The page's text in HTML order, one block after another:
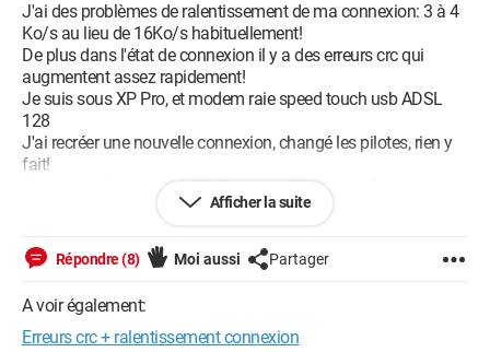
J'ai des problèmes de ralentissement de ma connexion: 3 à 4
Ko/s au lieu de 16Ko/s habituellement!
De plus dans l'état de connexion il y a des erreurs crc qui
augmentent assez rapidement!
Je suis sous XP Pro, et modem raie speed touch usb ADSL
128
J'ai recréer une nouvelle connexion, changé les pilotes, rien y
fait!
A vant de reformater quelqu'un pourrait-il m'aider?
vadracbb@wanadoo.fr
Afficher la suite
Répondre (8) Moi aussi Partager
A voir également:
Erreurs crc + ralentissement connexion